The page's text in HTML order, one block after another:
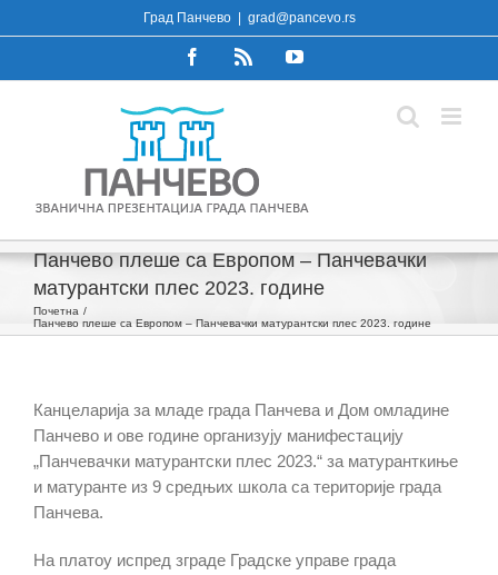
to
Град Панчево grad@pancevo.rs
FacebookRss YouTube
Панчево плеше са Европом – Панчевачки
матурантски плес 2023. године
Почетна
Панчево плеше са Европом – Панчевачки матурантски плес 2023. године
Канцеларија за младе града Панчева и Дом омладине
Панчево и ове године организују манифестацију
„Панчевачки матурантски плес 2023.“ за матуранткиње
и матуранте из 9 средњих школа са територије града
Панчева.
На платоу испред зграде Градске управе града